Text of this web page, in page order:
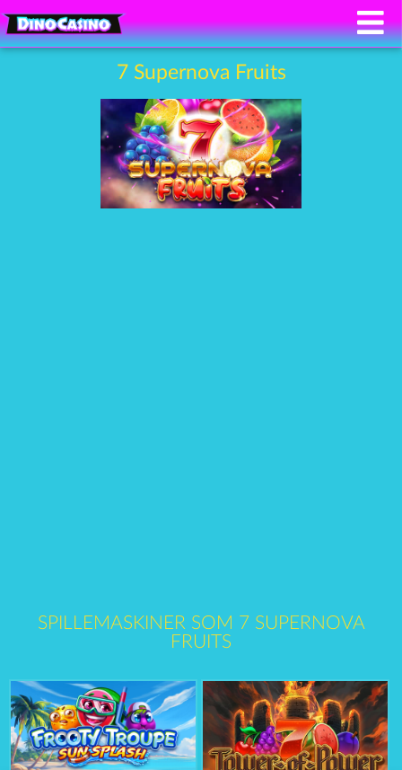
7 Supernova Fruits
SPILLEMASKINER SOM 7 SUPERNOVA
FRUITS